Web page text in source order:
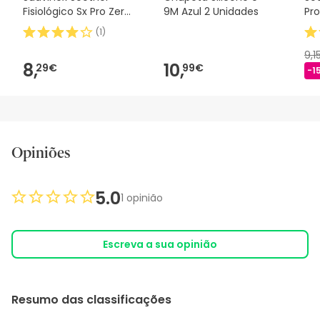
Fisiológico Sx Pro Zero
2m 1 peça
(1)
8,29€
9M Azul 2 Unidades
10,99€ -
Opiniões
Resumo das classificações
5.01 opinião
Escreva a sua opinião